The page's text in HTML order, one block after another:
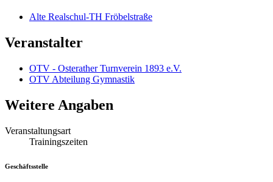
Alte Realschul-TH Fröbelstraße
Veranstalter
OTV - Osterather Turnverein 1893 e.V.
OTV Abteilung Gymnastik
Weitere Angaben
Veranstaltungsart
Trainingszeiten
Geschäftsstelle